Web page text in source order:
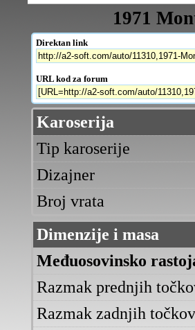
1971
Direktan link
URL kod za forum
Karoserija
Tip karoserije
Dizajner
Broj vrata
Dimenzije i masa
Međuosovinsko
Razmak prednjih
Razmak zadnjih